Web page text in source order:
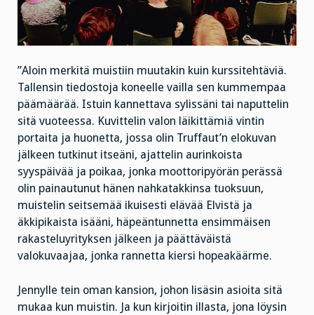
”Aloin merkitä muistiin muutakin kuin kurssitehtäviä.
Tallensin tiedostoja koneelle vailla sen kummempaa
päämäärää. Istuin kannettava sylissäni tai naputtelin
sitä vuoteessa. Kuvittelin valon läikittämiä vintin
portaita ja huonetta, jossa olin Truffaut’n elokuvan
jälkeen tutkinut itseäni, ajattelin aurinkoista
syyspäivää ja poikaa, jonka moottoripyörän perässä
olin painautunut hänen nahkatakkinsa tuoksuun,
muistelin seitsemää ikuisesti elävää Elvistä ja
äkkipikaista isääni, häpeäntunnetta ensimmäisen
rakasteluyrityksen jälkeen ja päättäväistä
valokuvaajaa, jonka rannetta kiersi hopeakäärme.
Jennylle tein oman kansion, johon lisäsin asioita sitä
mukaa kun muistin. Ja kun kirjoitin illasta, jona löysin